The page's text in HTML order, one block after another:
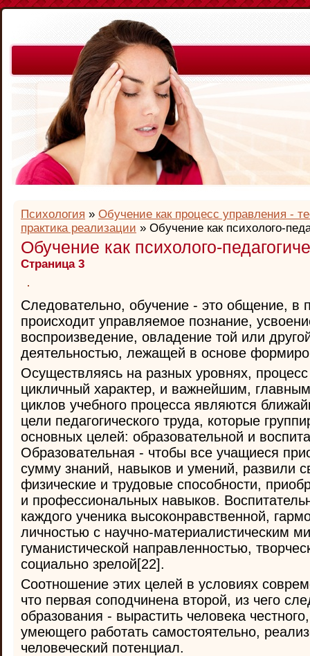
Психология » Обучение как процесс управления -
практика реализации » Обучение как психолого-
Обучение как психолого-
Страница 3
Следовательно, обучение - это общение, в
происходит управляемое познание,
воспроизведение, овладение той или
деятельностью, лежащей в основе
Осуществляясь на разных уровнях,
цикличный характер, и важнейшим,
циклов учебного процесса являются
цели педагогического труда, которые
основных целей: образовательной и
Образовательная - чтобы все учащиеся
сумму знаний, навыков и умений, развили
физические и трудовые способности,
и профессиональных навыков.
каждого ученика высоконравственной,
личностью с научно-материалистическим
гуманистической направленностью,
социально зрелой[22].
Соотношение этих целей в условиях
что первая соподчинена второй, из чего
образования - вырастить человека
умеющего работать самостоятельно,
человеческий потенциал.